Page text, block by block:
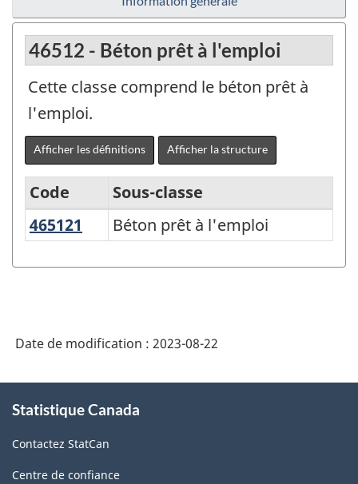
46512 - Béton prêt à l'emploi
Cette classe comprend le béton prêt à
l'emploi.
Afficher les définitions Afficher la structure
Variante
2017
2.0
-
Indice
des
Code
Sous-classe
465121
Béton prêt à l'emploi
Béton prêt à l'emploi
Date de modification : 2023-08-22
propos
ce
site
Statistique Canada
Contactez StatCan
Centre de confiance